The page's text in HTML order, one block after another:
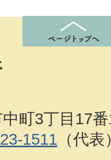
町3丁目17
1511 （代表